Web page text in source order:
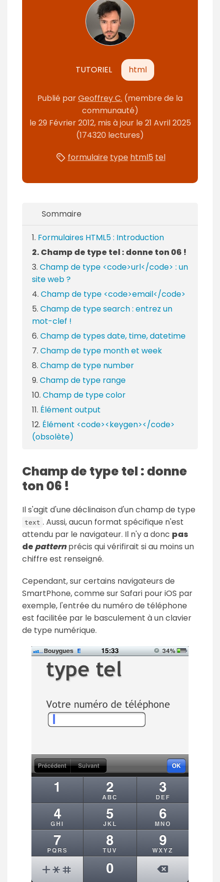
TUTORIEL html
Publié parGeoffrey C. (membre de la
communauté)
le29 Février 2012, mis à jour le21 Avril 2025
(174320 lectures)
formulaire type html5 tel
Sommaire
Formulaires HTML5 : Introduction
Champ de type tel : donne ton 06 !
Champ de type <code>url</code> : un
site web ?
Champ de type <code>email</code>
Champ de type search : entrez un
mot-clef !
Champ de types date, time, datetime
Champ de type month et week
Champ de type number
Champ de type range
Champ de type color
Élément output
Élément <code><keygen></code>
(obsolète)
Champ de type tel : donne
ton 06 !
Il s'agit d'une déclinaison d'un champ de type
text . Aussi, aucun format spécifique n'est
attendu par le navigateur. Il n'y a donc pas
de patternprécis qui vérifirait si au moins un
chiffre est renseigné.
Cependant, sur certains navigateurs de
SmartPhone, comme sur Safari pour iOS par
exemple, l'entrée du numéro de téléphone
est facilitée par le basculement à un clavier
de type numérique.